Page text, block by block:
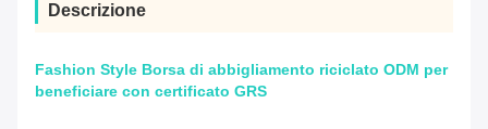
Descrizione
Fashion Style Borsa di abbigliamento riciclato ODM per
beneficiare con certificato GRS